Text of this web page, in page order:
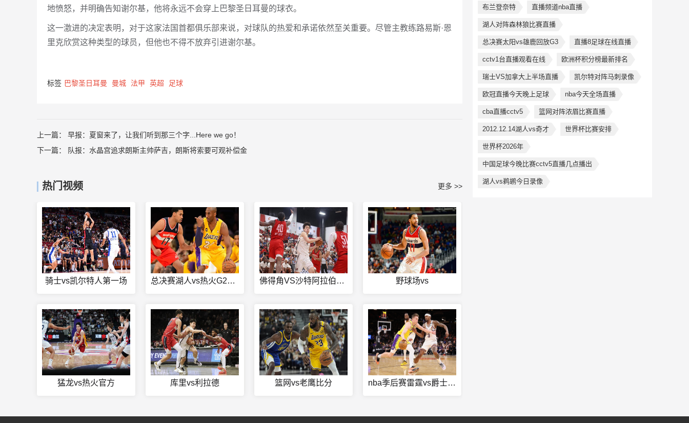
地愤怒，并明确告知谢尔基，他将永远不会穿上巴黎圣日耳曼的球衣。
这一激进的决定表明，对于这家法国首都俱乐部来说，对球队的热爱和承诺依然至关重要。尽管主教练路易斯·恩
里克欣赏这种类型的球员，但他也不得不放弃引进谢尔基。
标签 巴黎圣日耳曼 曼城 法甲 英超 足球
上一篇： 早报：夏窗来了，让我们听到那三个字...Here we go！
下一篇：
队报：水晶宫追求朗斯主帅萨吉，朗斯将索要可观补偿金
热门视频 更多 >>
骑士vs凯尔特人第一场 总决赛湖人vs热火G2海报 佛得角VS沙特阿拉伯上半场直播 野球场vs
猛龙vs热火官方 库里vs利拉德 篮网vs老鹰比分 nba季后赛雷霆vs爵士高清
布兰登奈特 直播频道nba直播
湖人对阵森林狼比赛直播
总决赛太阳vs雄鹿回放G3 直播8足球在线直播
cctv1台直播观看在线 欧洲杯积分榜最新排名
瑞士VS加拿大上半场直播 凯尔特对阵马刺录像
欧冠直播今天晚上足球 nba今天全场直播
cba直播cctv5 篮网对阵浓眉比赛直播
2012.12.14湖人vs奇才 世界杯比赛安排
世界杯2026年
中国足球今晚比赛cctv5直播几点播出
湖人vs鹈鹕今日录像